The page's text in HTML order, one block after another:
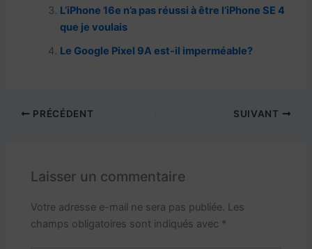
k
L’iPhone 16e n’a pas réussi à être l’iPhone SE 4
que je voulais
Le Google Pixel 9A est-il imperméable?
PRÉCÉDENT SUIVANT
Laisser un commentaire
Votre adresse e-mail ne sera pas publiée. Les
champs obligatoires sont indiqués avec *